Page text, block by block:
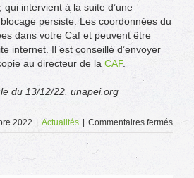
, qui intervient à la suite d’une
persiste. Les coordonnées du
dans votre Caf et peuvent être
internet. Il est conseillé d’envoyer
au directeur de la CAF.
du 13/12/22. unapei.org
2022 | Actualités | Commentaires ferméssur